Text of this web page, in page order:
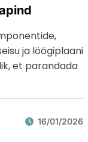
ja löögiplaani
et parandada
16/01/2026